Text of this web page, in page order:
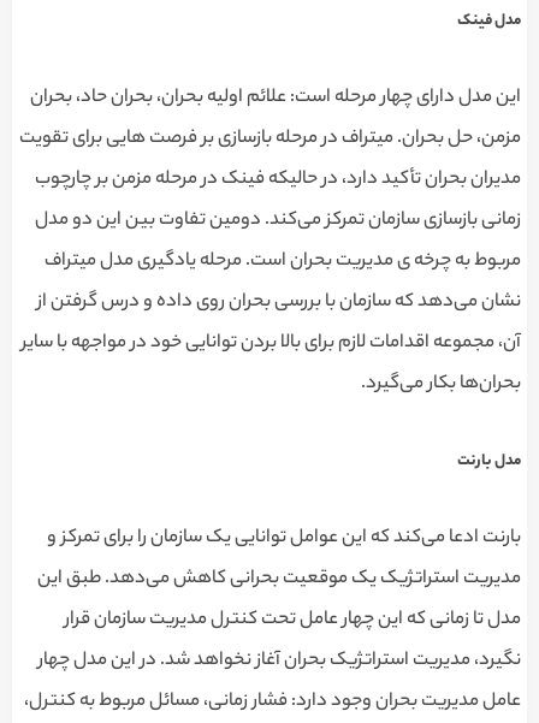
مدل فینک
این مدل دارای چهار مرحله است: علائم اولیه بحران، بحران حاد، بحران
مزمن، حل بحران. میتراف در مرحله بازسازی بر فرصت هایی برای تقویت
مدیران بحران تأکید دارد، در حالیکه فینک در مرحله مزمن بر چارچوب
زمانی بازسازی سازمان تمرکز می‌کند. دومین تفاوت بین این دو مدل
مربوط به چرخه ی مدیریت بحران است. مرحله یادگیری مدل میتراف
نشان می‌دهد که سازمان با بررسی بحران روی داده و درس گرفتن از
آن، مجموعه اقدامات لازم برای بالا بردن توانایی خود در مواجهه با سایر
بحران‌‌ها بکار می‌گیرد.
مدل بارنت
بارنت ادعا می‌کند که این عوامل توانایی یک سازمان را برای تمرکز و
مدیریت استراتژیک یک موقعیت بحرانی کاهش می‌دهد. طبق این
مدل تا زمانی که این چهار عامل تحت کنترل مدیریت سازمان قرار
نگیرد، مدیریت استراتژیک بحران آغاز نخواهد شد. در این مدل چهار
عامل مدیریت بحران وجود دارد: فشار زمانی، مسائل مربوط به کنترل،